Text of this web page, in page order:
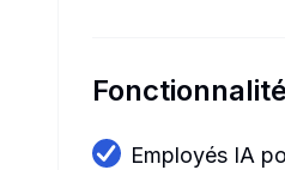
Employés IA